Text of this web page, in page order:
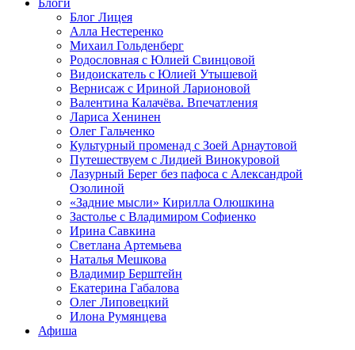
Блоги
Блог Лицея
Алла Нестеренко
Михаил Гольденберг
Родословная с Юлией Свинцовой
Видоискатель с Юлией Утышевой
Вернисаж с Ириной Ларионовой
Валентина Калачёва. Впечатления
Лариса Хенинен
Олег Гальченко
Культурный променад с Зоей Арнаутовой
Путешествуем с Лидией Винокуровой
Лазурный Берег без пафоса с Александрой
Озолиной
«Задние мысли» Кирилла Олюшкина
Застолье с Владимиром Софиенко
Ирина Савкина
Светлана Артемьева
Наталья Мешкова
Владимир Берштейн
Екатерина Габалова
Олег Липовецкий
Илона Румянцева
Афиша